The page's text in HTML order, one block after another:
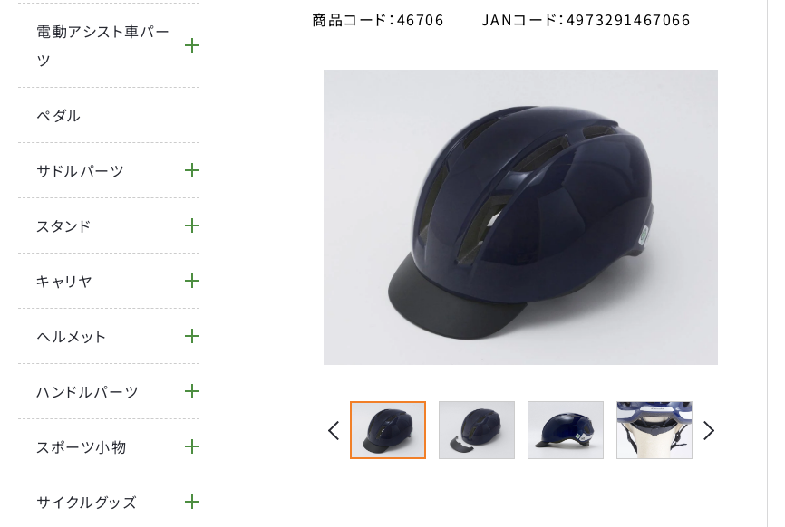
電動アシスト車パー
ツ
ペダル
サドルパーツ
スタンド
キャリヤ
ヘルメット
ハンドルパーツ
スポーツ小物
サイクルグッズ
商品コード：46706 JANコード：4973291467066